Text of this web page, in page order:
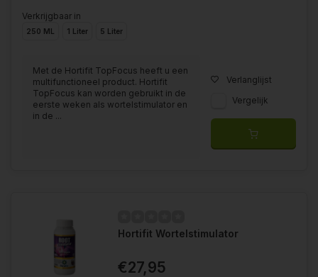
Verkrijgbaar in
250 ML 1 Liter 5 Liter
Met de Hortifit TopFocus heeft u een
multifunctioneel product. Hortifit
TopFocus kan worden gebruikt in de
eerste weken als wortelstimulator en
in de ...
Verlanglijst
Vergelijk
Hortifit Wortelstimulator
€27,95